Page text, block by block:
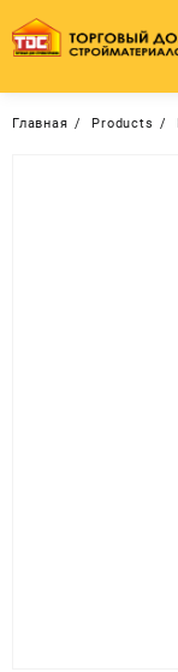
содержимому
Главная Products